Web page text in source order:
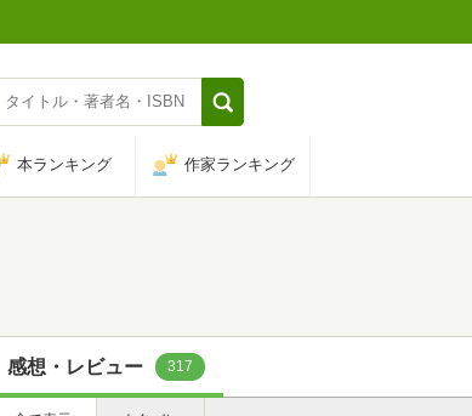
本ランキング 作家ランキング
感想・レビュー 317